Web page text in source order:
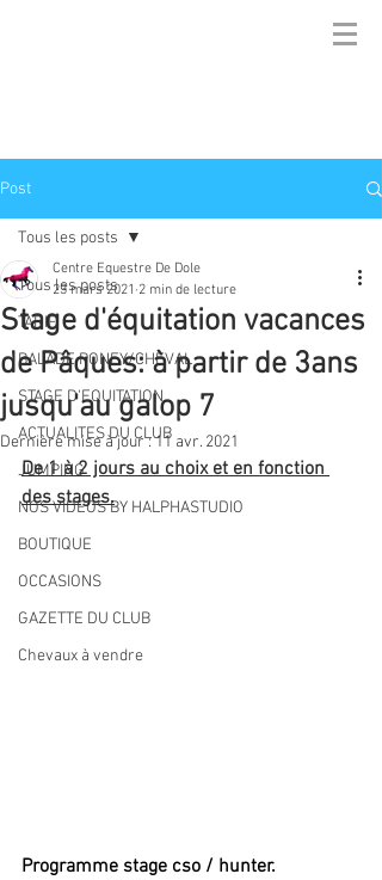
Post
Tous les posts
TARIF
BALADE PONEY/CHEVAL
STAGE D'EQUITATION
ACTUALITES DU CLUB
JUMPING
NOS VIDEOS BY HALPHASTUDIO
BOUTIQUE
OCCASIONS
GAZETTE DU CLUB
Chevaux à vendre
Tous les posts
Stage d'équitation vacances
de Pâques: à partir de 3ans
jusqu'au galop 7
Centre Equestre De Dole
23 mars 2021 2 min de lecture
Dernière mise à jour :11 avr. 2021
De 1 à 2 jours au choix et en fonction
des stages.
Programme stage cso / hunter.